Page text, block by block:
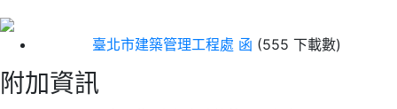
臺北市建築管理工程處 函 (555 下載數)
附加資訊